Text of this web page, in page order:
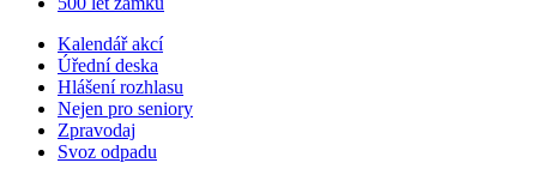
Kalendář akcí
Úřední deska
Hlášení rozhlasu
Nejen pro seniory
Zpravodaj
Svoz odpadu